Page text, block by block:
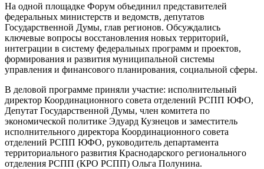
На одной площадке Форум объединил представителей
федеральных министерств и ведомств, депутатов
Государственной Думы, глав регионов. Обсуждались
ключевые вопросы восстановления новых территорий,
интеграции в систему федеральных программ и проектов,
формирования и развития муниципальной системы
управления и финансового планирования, социальной сферы.
В деловой программе приняли участие: исполнительный
директор Координационного совета отделений РСПП ЮФО,
Депутат Государственной Думы, член комитета по
экономической политике Эдуард Кузнецов и заместитель
исполнительного директора Координационного совета
отделений РСПП ЮФО, руководитель департамента
территориального развития Краснодарского регионального
отделения РСПП (КРО РСПП) Ольга Полунина.